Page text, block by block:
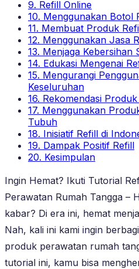
9. Refill Online
10. Menggunakan Botol
11. Membuat Produk
12. Menggunakan Jasa
13. Menjaga Kebersihan
14. Edukasi Mengenai
15. Mengurangi
Keseluruhan
16. Rekomendasi
17. Menggunakan
Tubuh
18. Inisiatif Refill di
19. Dampak Positif Refill
20. Kesimpulan
Ingin Hemat? Ikuti Tutorial
Perawatan Rumah Tangga –
kabar? Di era ini, hemat
Nah, kali ini kami ingin
produk perawatan rumah
tutorial ini, kamu bisa